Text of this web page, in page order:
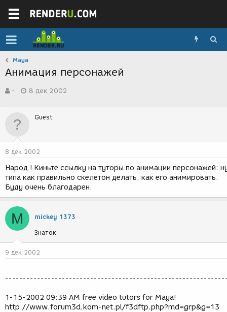
Maya
Анимация персонажей
в
р
-
а
д
н
и
я
8 дек 2002
Guest
8 дек 2002
Народ ! Киньте ссылку на туторы по анимации персонажей:
типа как правильно скелетон делать, как его анимировать.
Буду очень благодарен.
M mickey 1373
Знаток
9 дек 2002
1-15-2002 09:39 AM free video tutors for Maya!
http://www.forum3d.kom-net.pl/f3dftp.php?md=grp&g=13